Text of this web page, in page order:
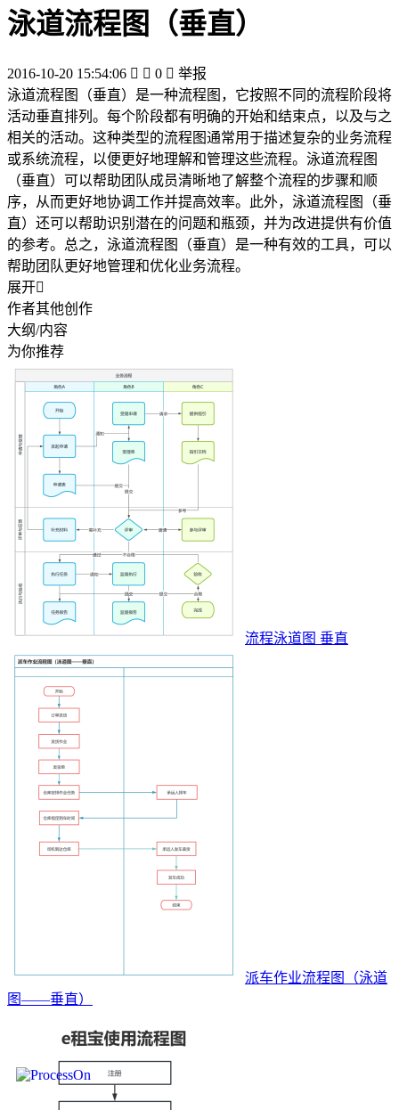
泳道流程图（垂直）
2016-10-20 15:54:06   0  举报
泳道流程图（垂直）是一种流程图，它按照不同的流程阶段将
活动垂直排列。每个阶段都有明确的开始和结束点，以及与之
相关的活动。这种类型的流程图通常用于描述复杂的业务流程
或系统流程，以便更好地理解和管理这些流程。泳道流程图
（垂直）可以帮助团队成员清晰地了解整个流程的步骤和顺
序，从而更好地协调工作并提高效率。此外，泳道流程图（垂
直）还可以帮助识别潜在的问题和瓶颈，并为改进提供有价值
的参考。总之，泳道流程图（垂直）是一种有效的工具，可以
帮助团队更好地管理和优化业务流程。
展开
作者其他创作
大纲/内容
为你推荐
流程泳道图 垂直
派车作业流程图（泳道
图——垂直）